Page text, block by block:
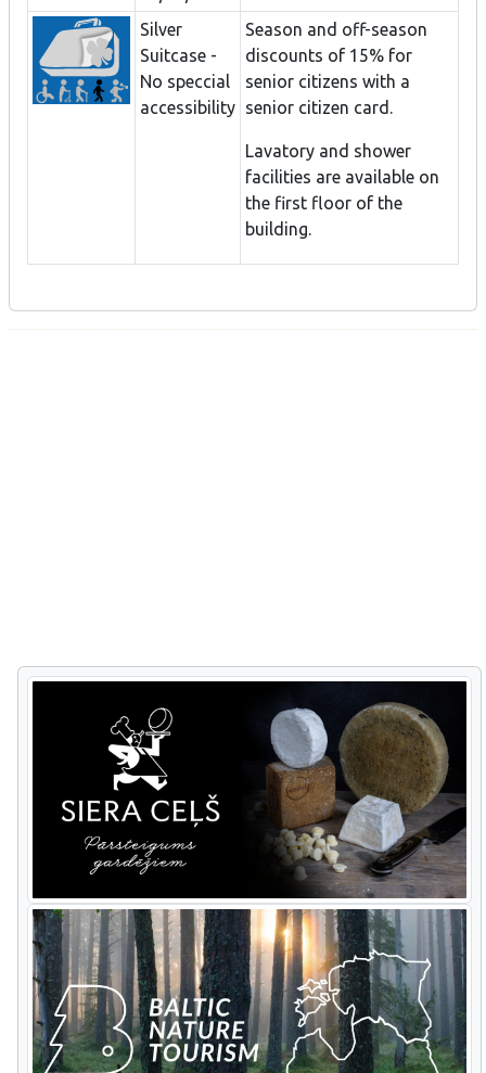
Silver
Suitcase -
No speccial
accessibility
Season and off-season
discounts of 15% for
senior citizens with a
senior citizen card.
Lavatory and shower
facilities are available on
the first floor of the
building.